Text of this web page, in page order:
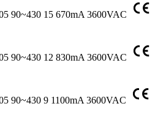
90~430 15 670mA 3600VAC
90~430 12 830mA 3600VAC
90~430 9 1100mA 3600VAC